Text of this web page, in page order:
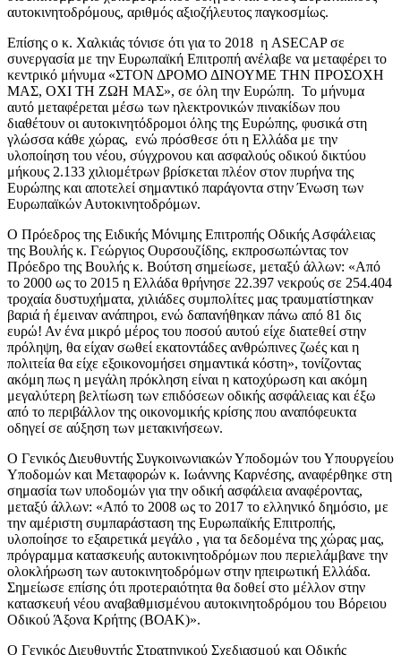
αυτοκινητοδρόμους, αριθμός αξιοζήλευτος παγκοσμίως.
Επίσης ο κ. Χαλκιάς τόνισε ότι για το 2018 η ASECAP σε
συνεργασία με την Ευρωπαϊκή Επιτροπή ανέλαβε να μεταφέρει το
κεντρικό μήνυμα «ΣΤΟΝ ΔΡΟΜΟ ΔΙΝΟΥΜΕ ΤΗΝ ΠΡΟΣΟΧΗ
ΜΑΣ, ΟΧΙ ΤΗ ΖΩΗ ΜΑΣ», σε όλη την Ευρώπη. Το μήνυμα
αυτό μεταφέρεται μέσω των ηλεκτρονικών πινακίδων που
διαθέτουν οι αυτοκινητόδρομοι όλης της Ευρώπης, φυσικά στη
γλώσσα κάθε χώρας, ενώ πρόσθεσε ότι η Ελλάδα με την
υλοποίηση του νέου, σύγχρονου και ασφαλούς οδικού δικτύου
μήκους 2.133 χιλιομέτρων βρίσκεται πλέον στον πυρήνα της
Ευρώπης και αποτελεί σημαντικό παράγοντα στην Ένωση των
Ευρωπαϊκών Αυτοκινητοδρόμων.
Ο Πρόεδρος της Ειδικής Μόνιμης Επιτροπής Οδικής Ασφάλειας
της Βουλής κ. Γεώργιος Ουρσουζίδης, εκπροσωπώντας τον
Πρόεδρο της Βουλής κ. Βούτση σημείωσε, μεταξύ άλλων: «Από
το 2000 ως το 2015 η Ελλάδα θρήνησε 22.397 νεκρούς σε 254.404
τροχαία δυστυχήματα, χιλιάδες συμπολίτες μας τραυματίστηκαν
βαριά ή έμειναν ανάπηροι, ενώ δαπανήθηκαν πάνω από 81 δις
ευρώ! Αν ένα μικρό μέρος του ποσού αυτού είχε διατεθεί στην
πρόληψη, θα είχαν σωθεί εκατοντάδες ανθρώπινες ζωές και η
πολιτεία θα είχε εξοικονομήσει σημαντικά κόστη», τονίζοντας
ακόμη πως η μεγάλη πρόκληση είναι η κατοχύρωση και ακόμη
μεγαλύτερη βελτίωση των επιδόσεων οδικής ασφάλειας και έξω
από το περιβάλλον της οικονομικής κρίσης που αναπόφευκτα
οδηγεί σε αύξηση των μετακινήσεων.
Ο Γενικός Διευθυντής Συγκοινωνιακών Υποδομών του Υπουργείου
Υποδομών και Μεταφορών κ. Ιωάννης Καρνέσης, αναφέρθηκε στη
σημασία των υποδομών για την οδική ασφάλεια αναφέροντας,
μεταξύ άλλων: «Από το 2008 ως το 2017 το ελληνικό δημόσιο, με
την αμέριστη συμπαράσταση της Ευρωπαϊκής Επιτροπής,
υλοποίησε το εξαιρετικά μεγάλο , για τα δεδομένα της χώρας μας,
πρόγραμμα κατασκευής αυτοκινητοδρόμων που περιελάμβανε την
ολοκλήρωση των αυτοκινητοδρόμων στην ηπειρωτική Ελλάδα.
Σημείωσε επίσης ότι προτεραιότητα θα δοθεί στο μέλλον στην
κατασκευή νέου αναβαθμισμένου αυτοκινητοδρόμου του Βόρειου
Οδικού Άξονα Κρήτης (ΒΟΑΚ)».
Ο Γενικός Διευθυντής Στρατηγικού Σχεδιασμού και Οδικής